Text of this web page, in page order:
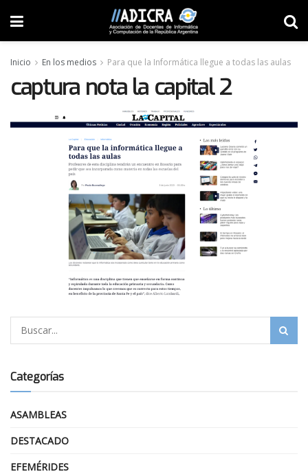
Inicio En los medios Para que la Informática llegue a todas las aulas
captura nota la capital 2
Categorías
ASAMBLEAS
DESTACADO
EFEMÉRIDES